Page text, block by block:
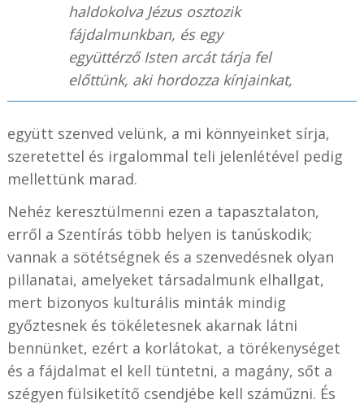
haldokolva Jézus osztozik
fájdalmunkban, és egy
együttérző Isten arcát tárja fel
előttünk, aki hordozza kínjainkat,
együtt szenved velünk, a mi könnyeinket sírja,
szeretettel és irgalommal teli jelenlétével pedig
mellettünk marad.
Nehéz keresztülmenni ezen a tapasztalaton,
erről a Szentírás több helyen is tanúskodik;
vannak a sötétségnek és a szenvedésnek olyan
pillanatai, amelyeket társadalmunk elhallgat,
mert bizonyos kulturális minták mindig
győztesnek és tökéletesnek akarnak látni
bennünket, ezért a korlátokat, a törékenységet
és a fájdalmat el kell tüntetni, a magány, sőt a
szégyen fülsiketítő csendjébe kell száműzni. És